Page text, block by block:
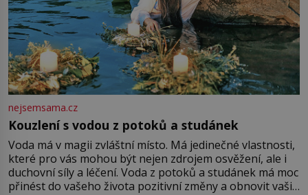
nejsemsama.cz
Kouzlení s vodou z potoků a studánek
Voda má v magii zvláštní místo. Má jedinečné vlastnosti,
které pro vás mohou být nejen zdrojem osvěžení, ale i
duchovní síly a léčení. Voda z potoků a studánek má moc
přinést do vašeho života pozitivní změny a obnovit vaši